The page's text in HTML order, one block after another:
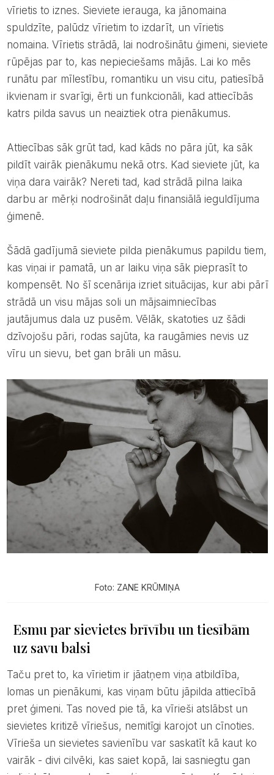
vīrietis to iznes. Sieviete ierauga, ka jānomaina
spuldzīte, palūdz vīrietim to izdarīt, un vīrietis
nomaina. Vīrietis strādā, lai nodrošinātu ģimeni, sieviete
rūpējas par to, kas nepieciešams mājās. Lai ko mēs
runātu par mīlestību, romantiku un visu citu, patiesībā
ikvienam ir svarīgi, ērti un funkcionāli, kad attiecībās
katrs pilda savus un neaiztiek otra pienākumus.
Attiecības sāk grūt tad, kad kāds no pāra jūt, ka sāk
pildīt vairāk pienākumu nekā otrs. Kad sieviete jūt, ka
viņa dara vairāk? Nereti tad, kad strādā pilna laika
darbu ar mērķi nodrošināt daļu finansiālā ieguldījuma
ģimenē.
šādā gadījumā sieviete pilda pienākumus papildu tiem,
kas viņai ir pamatā, un ar laiku viņa sāk pieprasīt to
kompensēt. No šī scenārija izriet situācijas, kur abi pārī
strādā un visu mājas soli un mājsaimniecības
jautājumus dala uz pusēm. Vēlāk, skatoties uz šādi
dzīvojošu pāri, rodas sajūta, ka raugāmies nevis uz
vīru un sievu, bet gan brāli un māsu.
Foto: ZANE KRŪMIŅA
Esmu par sievietes brīvību un tiesībām
uz savu balsi
Taču pret to, ka vīrietim ir jāatņem viņa atbildība,
lomas un pienākumi, kas viņam būtu jāpilda attiecībā
pret ģimeni. Tas noved pie tā, ka vīrieši atslābst un
sievietes kritizē vīriešus, nemitīgi karojot un cīnoties.
Vīrieša un sievietes savienību var saskatīt kā kaut ko
vairāk - divi cilvēki, kas saiet kopā, lai sasniegtu gan